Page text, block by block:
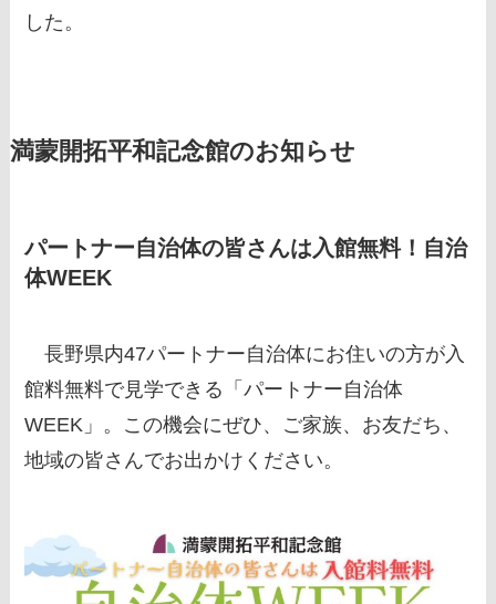
した。
満蒙開拓平和記念館のお知らせ
パートナー自治体の皆さんは入館無料！ 自治
体WEEK
長野県内47パートナー自治体にお住いの方が入
館料無料で見学できる「パートナー自治体
WEEK」。この機会にぜひ、ご家族、お友だち、
地域の皆さんでお出かけください。